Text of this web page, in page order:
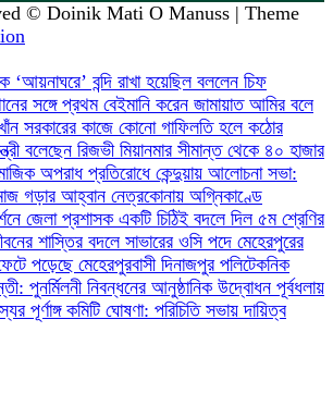
© Doinik Mati O Manuss | Theme
বন্দি রাখা হয়েছিল বললেন চিফ
সঙ্গে প্রথম বেইমানি করেন জামায়াত আমির বলে
সরকারের কাজে কোনো গাফিলতি হলে কঠোর
বলেছেন রিজভী মিয়ানমার সীমান্ত থেকে ৪০ হাজার
অপরাধ প্রতিরোধে কেন্দুয়ায় আলোচনা সভা:
গড়ার আহ্বান নেত্রকোনায় অগ্নিকাণ্ডে
জেলা প্রশাসক একটি চিঠিই বদলে দিল ৫ম শ্রেণির
শাস্তির বদলে সাভারের ওসি পদে মেহেরপুরের
পড়েছে মেহেরপুরবাসী দিনাজপুর পলিটেকনিক
পুনর্মিলনী নিবন্ধনের আনুষ্ঠানিক উদ্বোধন পূর্বধলায়
পূর্ণাঙ্গ কমিটি ঘোষণা: পরিচিতি সভায় দায়িত্ব